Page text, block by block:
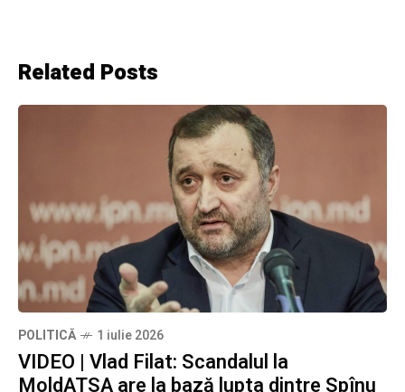
Related Posts
POLITICĂ 1 iulie 2026
VIDEO | Vlad Filat: Scandalul la
MoldATSA are la bază lupta dintre Spînu